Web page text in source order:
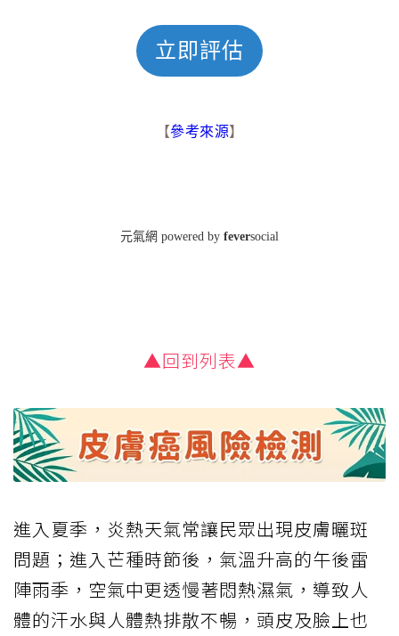
▲回到列表▲
進入夏季，炎熱天氣常讓民眾出現皮膚曬斑
問題；進入芒種時節後，氣溫升高的午後雷
陣雨季，空氣中更透慢著悶熱濕氣，導致人
體的汗水與人體熱排散不暢，頭皮及臉上也